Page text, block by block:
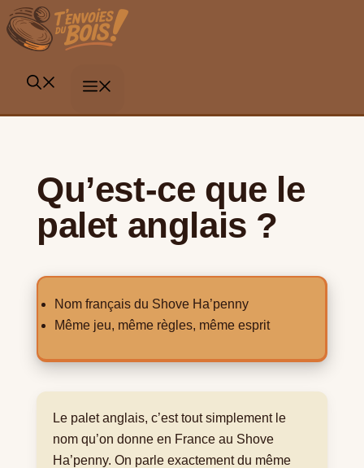
Aller
au
contenu
Qu’est-ce que le
palet anglais ?
Nom français du Shove Ha’penny
Même jeu, même règles, même esprit
Le palet anglais, c’est tout simplement le
nom qu’on donne en France au Shove
Ha’penny. On parle exactement du même